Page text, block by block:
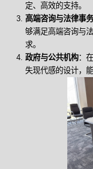
定、高效的支持。
高端咨询与法律事
够满足高端咨询与
求。
政府与公共机构：
失现代感的设计，